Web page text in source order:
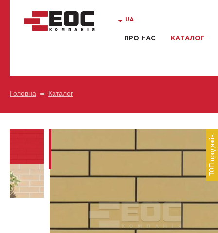
UA
ПРО НАС КАТАЛОГ
Головна Каталог
ТОП продажів